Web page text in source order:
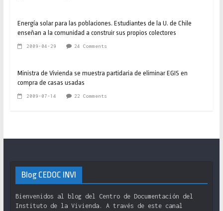
Energía solar para las poblaciones. Estudiantes de la U. de Chile
enseñan a la comunidad a construir sus propios colectores
2009-04-29 24 Comments
Ministra de Vivienda se muestra partidaria de eliminar EGIS en
compra de casas usadas
2009-07-14 22 Comments
Blog CEDOC INVI
Bienvenidos al blog del Centro de Documentación del
Instituto de la Vivienda. A través de este canal